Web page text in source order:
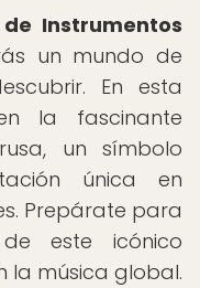
Instrumentos
un mundo de
En esta
la fascinante
un símbolo
única en
Prepárate para
este icónico
la música global.